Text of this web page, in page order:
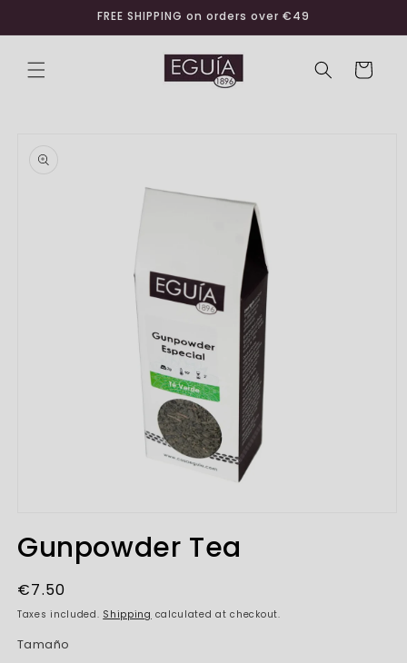
FREE SHIPPING on orders over €49
Cart
information
1
in
Gunpowder Tea
Regular
price
€7.50
Taxes included. Shipping calculated at checkout.
Tamaño